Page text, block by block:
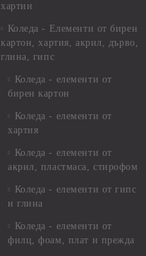
хартии
Коледа - Eлементи от бирен
картон, хартия, акрил, дърво,
глина, гипс
Коледа - елементи от
бирен картон
Коледа - елементи от
хартия
Коледа - елементи от
акрил, пластмаса, стирофом
Коледа - елементи от гипс
и глина
Коледа - елементи от
филц, фоам, плат и прежда